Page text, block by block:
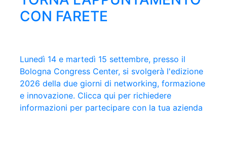
numero della rivista trimestrale di Confindustria
Emilia con gli approfondimenti sull'Assemblea
Privata e la presentazione dei finalisti del 62°
Premio Estense
CON FARETE
Lunedì 14 e martedì 15 settembre, presso il
Bologna Congress Center, si svolgerà l'edizione
2026 della due giorni di networking, formazione
e innovazione. Clicca qui per richiedere
informazioni per partecipare con la tua azienda
QUARTINA FINALISTA
Virman Cusenza, Gianluca Di Feo, Tonia
Mastrobuoni e Nello Trocchia si contenderanno
l'Aquila d'Oro 2026. A Monica Maggioni il 42°
“Riconoscimento Gianni Granzotto”
imprese dei nostri territori che partecipano al
Premio, promosso da Confindustria Emilia, in
collaborazione con il Resto del Carlino, giunto
quest'anno alla 15^ edizione. Clicca qui per
leggere tutte le interviste del 2026